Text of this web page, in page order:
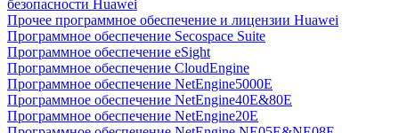
безопасности Huawei
Прочее программное обеспечение и лицензии Huawei
Программное обеспечение Secospace Suite
Программное обеспечение eSight
Программное обеспечение CloudEngine
Программное обеспечение NetEngine5000E
Программное обеспечение NetEngine40E&80E
Программное обеспечение NetEngine20E